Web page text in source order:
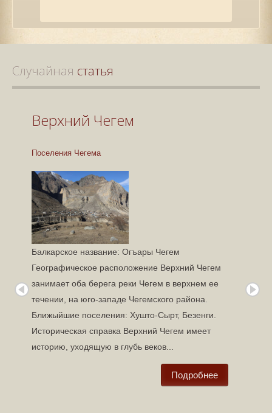
Случайная статья
Верхний Чегем
Поселения Чегема
Балкарское название: Огъары Чегем
Географическое расположение Верхний Чегем
занимает оба берега реки Чегем в верхнем ее
течении, на юго-западе Чегемского района.
Ближыйшие поселения: Хушто-Сырт, Безенги.
Историческая справка Верхний Чегем имеет
историю, уходящую в глубь веков...
Подробнее